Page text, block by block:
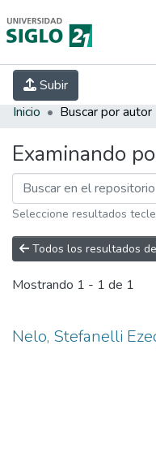
Subir
INICIO EBOOK21
INVESTIGACIÓN
Inicio Buscar por autor
Examinando
Seleccione resultados
Todos los resultados
Mostrando 1 - 1 de 1
Nelo, Stefanelli